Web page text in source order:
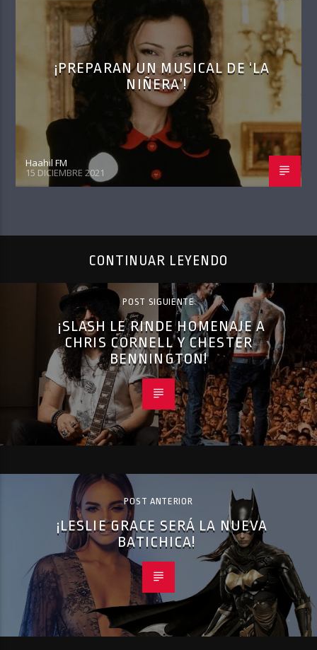
¡PREPARAN UN MUSICAL DE ‘LA
NIÑERA’!
Haahil FM
15 DICIEMBRE 2021
CONTINUAR LEYENDO
POST SIGUIENTE
¡SLASH LE RINDE HOMENAJE A
CHRIS CORNELL Y CHESTER
BENNINGTON!
POST ANTERIOR
¡LESLIE GRACE SERÁ LA NUEVA
BATICHICA!